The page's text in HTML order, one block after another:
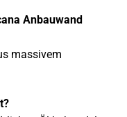
Anbauwand
massivem